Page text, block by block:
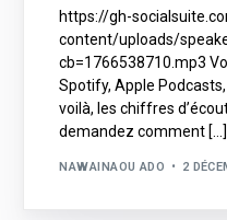
https://gh-
content/uploads/
cb=1766538710.mp3
Spotify, Apple
voilà, les chiffres
demandez comment […]
NAWAINAOU ADO 2